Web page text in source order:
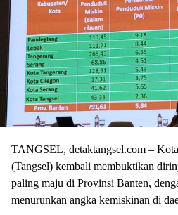
TANGSEL, detaktangsel.com –
(Tangsel) kembali membuktikan
paling maju di Provinsi Banten,
menurunkan angka kemiskinan di